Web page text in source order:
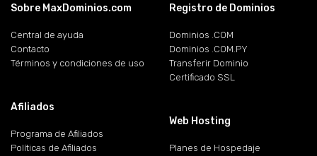
Sobre MaxDominios.com
Central de ayuda
Contacto
Términos y condiciones de uso
Afiliados
Programa de Afiliados
Políticas de Afiliados
Registro de Dominios
Dominios .COM
Dominios .COM.PY
Transferir Dominio
Certificado SSL
Web Hosting
Planes de Hospedaje